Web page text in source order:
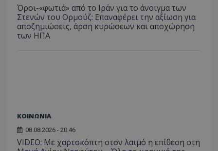
Όροι-«φωτιά» από το Ιράν για το άνοιγμα των
Στενών του Ορμούζ: Επαναφέρει την αξίωση για
αποζημιώσεις, άρση κυρώσεων και αποχώρηση
των ΗΠΑ
ΚΟΙΝΩΝΙΑ
08.08.2026 - 20:46
VIDEO: Με χαρτοκόπτη στον λαιμό η επίθεση στη